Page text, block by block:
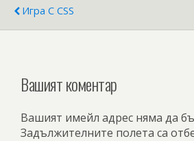
Игра С CSS
Вашият коментар
Вашият имейл адрес няма да
Задължителните полета са